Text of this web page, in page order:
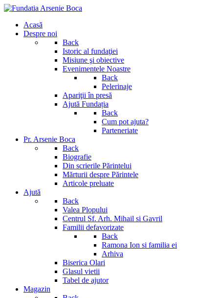
Acasă
Despre noi
Back
Istoric al fundaţiei
Misiune şi obiective
Evenimentele Noastre
Back
Pelerinaje
Apariţii în presă
Ajută Fundația
Back
Cum pot ajuta?
Parteneriate
Pr. Arsenie Boca
Back
Biografie
Din scrierile Părintelui
Mărturii despre Părintele
Articole preluate
Ajută
Back
Valea Plopului
Centrul Sf. Arh. Mihail si Gavril
Familii defavorizate
Back
Ramona Ion si familia ei
Arhiva
Biserica Olari
Glasul vietii
Tabel de ajutor
Magazin